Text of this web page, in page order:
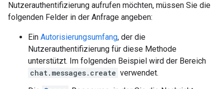
Nutzerauthentifizierung aufrufen möchten, müssen Sie die
folgenden Felder in der Anfrage angeben:
Ein Autorisierungsumfang, der die
Nutzerauthentifizierung für diese Methode
unterstützt. Im folgenden Beispiel wird der Bereich
chat.messages.create verwendet.